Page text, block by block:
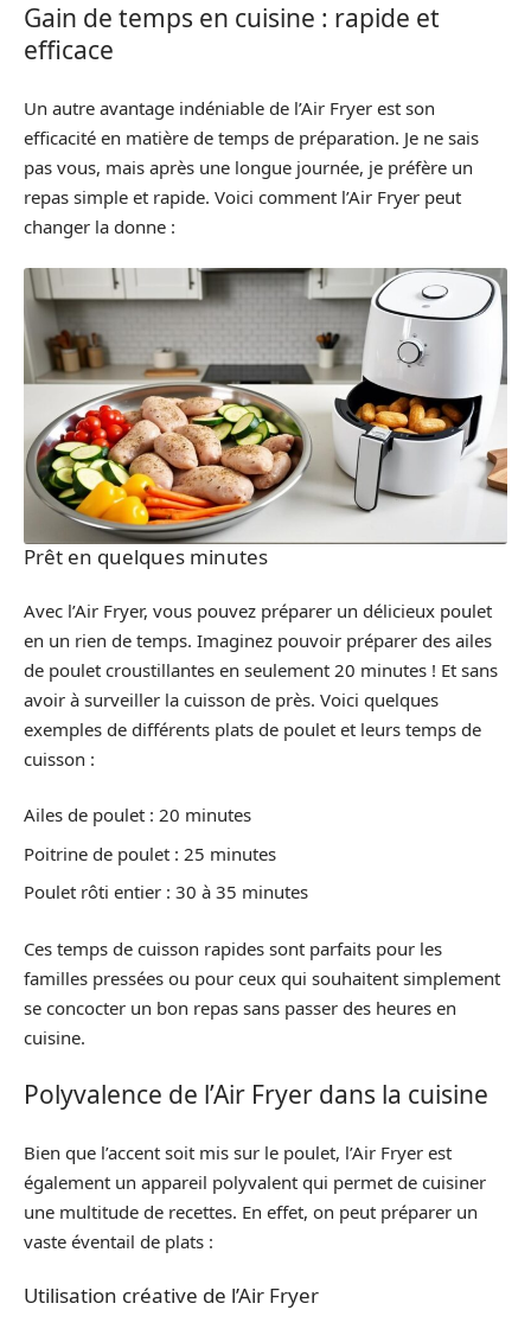
Gain de temps en cuisine : rapide et
efficace
Un autre avantage indéniable de l’Air Fryer est son
efficacité en matière de temps de préparation. Je ne sais
pas vous, mais après une longue journée, je préfère un
repas simple et rapide. Voici comment l’Air Fryer peut
changer la donne :
Prêt en quelques minutes
Avec l’Air Fryer, vous pouvez préparer un délicieux poulet
en un rien de temps. Imaginez pouvoir préparer des ailes
de poulet croustillantes en seulement 20 minutes ! Et sans
avoir à surveiller la cuisson de près. Voici quelques
exemples de différents plats de poulet et leurs temps de
cuisson :
Ailes de poulet : 20 minutes
Poitrine de poulet : 25 minutes
Poulet rôti entier : 30 à 35 minutes
Ces temps de cuisson rapides sont parfaits pour les
familles pressées ou pour ceux qui souhaitent simplement
se concocter un bon repas sans passer des heures en
cuisine.
Polyvalence de l’Air Fryer dans la cuisine
Bien que l’accent soit mis sur le poulet, l’Air Fryer est
également un appareil polyvalent qui permet de cuisiner
une multitude de recettes. En effet, on peut préparer un
vaste éventail de plats :
Utilisation créative de l’Air Fryer